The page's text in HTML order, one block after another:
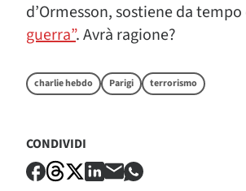
d’Ormesson, sostiene da tempo
guerra”. Avrà ragione?
charlie hebdo Parigi terrorismo
CONDIVIDI